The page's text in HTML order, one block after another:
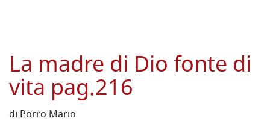
La madre di Dio fonte di
vita pag.216
di Porro Mario